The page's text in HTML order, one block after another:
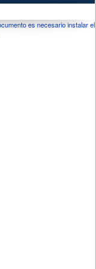
es necesario instalar el